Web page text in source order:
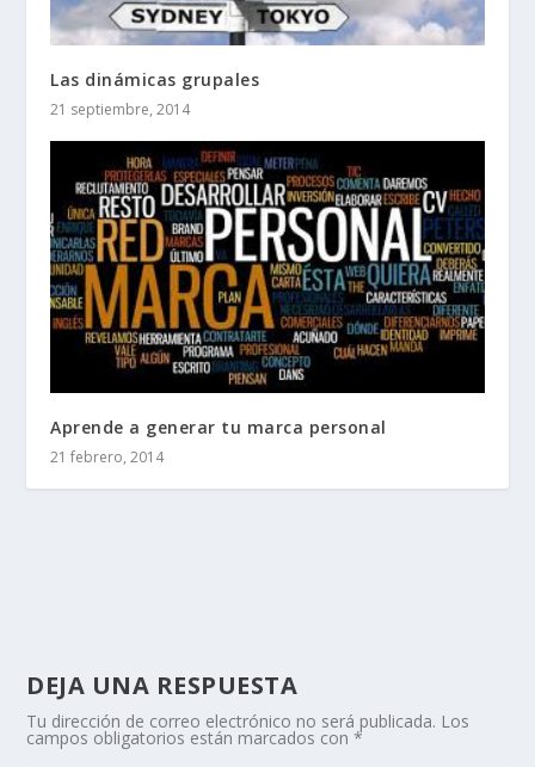
Las dinámicas grupales
21 septiembre, 2014
Aprende a generar tu marca personal
21 febrero, 2014
DEJA UNA RESPUESTA
Tu dirección de correo electrónico no será publicada. Los
campos obligatorios están marcados con*